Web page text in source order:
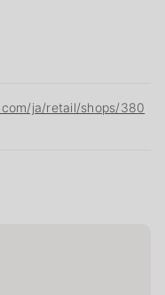
ja/retail/shops/380